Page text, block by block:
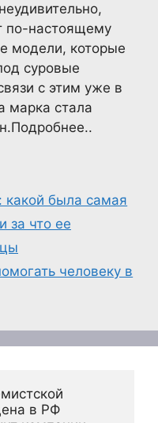
по-настоящему
модели, которые
суровые
с этим уже в
марка стала
какой была самая
за что ее
человеку в
в РФ